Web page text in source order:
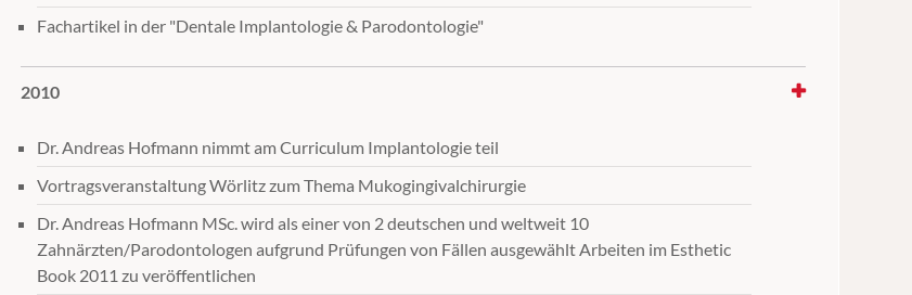
Fachartikel in der "Dentale Implantologie & Parodontologie"
2010
Dr. Andreas Hofmann nimmt am Curriculum Implantologie teil
Vortragsveranstaltung Wörlitz zum Thema Mukogingivalchirurgie
Dr. Andreas Hofmann MSc. wird als einer von 2 deutschen und weltweit 10
Zahnärzten/Parodontologen aufgrund Prüfungen von Fällen ausgewählt Arbeiten im Esthetic
Book 2011 zu veröffentlichen